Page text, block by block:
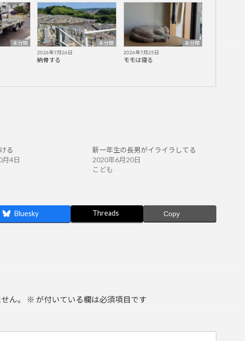
未分類
未分類
2026年7月26日
納骨する
未分類
2026年7月25日
モモは寝る
る
月4日
新一年生の長男がイライラしてる
2020年6月20日
こども
Bluesky Threads Copy
ん。※が付いている欄は必須項目です